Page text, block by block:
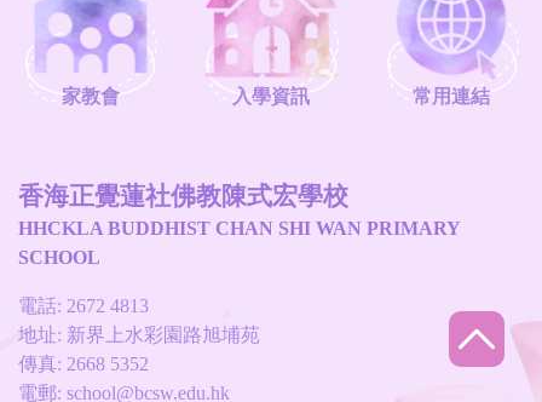
家教會 入學資訊 常用連結
香海正覺蓮社佛教陳式宏學校
HHCKLA BUDDHIST CHAN SHI WAN PRIMARY
SCHOOL
電話: 2672 4813
地址: 新界上水彩園路旭埔苑
傳真: 2668 5352
電郵: school@bcsw.edu.hk